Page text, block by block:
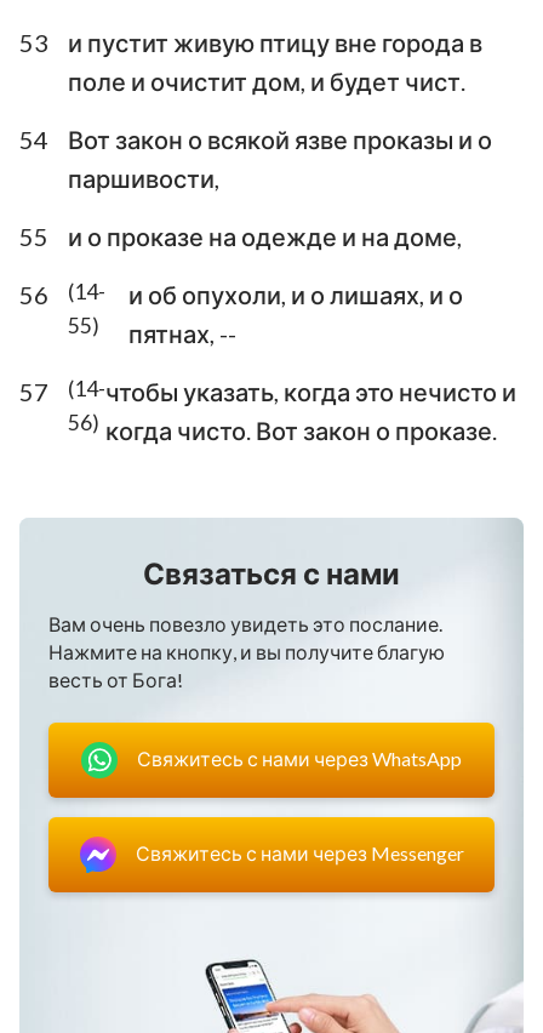
53
и пустит живую птицу вне города в
поле и очистит дом, и будет чист.
54
Вот закон о всякой язве проказы и о
паршивости,
55
и о проказе на одежде и на доме,
56
(14-
55)
и об опухоли, и о лишаях, и о
пятнах, --
57
(14-
56)
чтобы указать, когда это нечисто и
когда чисто. Вот закон о проказе.
Связаться с нами
Вам очень повезло увидеть это послание.
Нажмите на кнопку, и вы получите благую
весть от Бога!
Свяжитесь с нами через WhatsApp
Свяжитесь с нами через Messenger